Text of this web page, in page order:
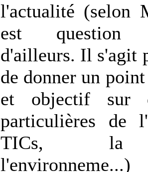
l'actualité (selon
est question
d'ailleurs. Il s'agit
de donner un
et objectif sur
particulières de
TICs, la
l'environneme...)